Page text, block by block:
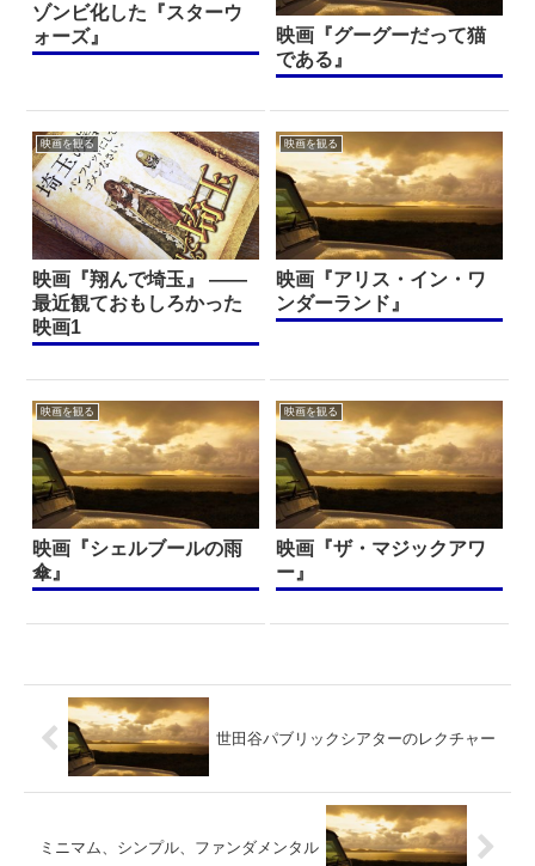
ゾンビ化した『スターウ
ォーズ』
映画『グーグーだって猫
である』
映画を観る
映画『翔んで埼玉』 ——
最近観ておもしろかった
映画1
映画を観る
映画『アリス・イン・ワ
ンダーランド』
映画を観る
映画『シェルブールの雨
傘』
映画を観る
映画『ザ・マジックアワ
ー』
世田谷パブリックシアターのレクチャー
ミニマム、シンプル、ファンダメンタル